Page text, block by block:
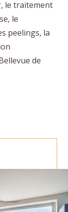
le traitement
le
peelings, la
de